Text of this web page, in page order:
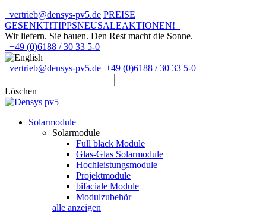
vertrieb@densys-pv5.de PREISE
GESENKT!TIPPSNEUSALEAKTIONEN!
Wir liefern. Sie bauen. Den Rest macht die Sonne.
+49 (0)6188 / 30 33 5-0
vertrieb@densys-pv5.de +49 (0)6188 / 30 33 5-0
Löschen
Solarmodule
Solarmodule
Full black Module
Glas-Glas Solarmodule
Hochleistungsmodule
Projektmodule
bifaciale Module
Modulzubehör
alle anzeigen